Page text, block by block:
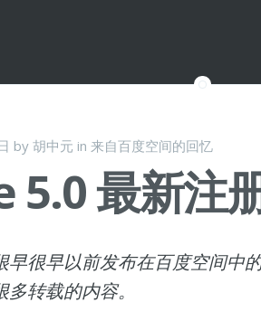
by 胡中元 in 来自百度空间的回忆
5.0 最新注
早很早以前发布在百度空间中
转载的内容。